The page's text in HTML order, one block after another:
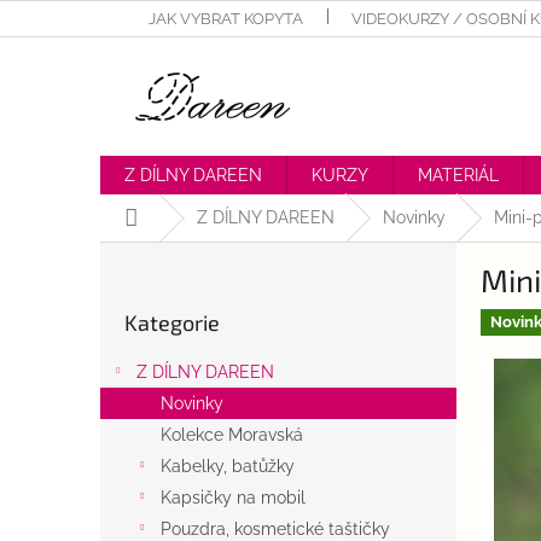
na
JAK VYBRAT KOPYTA VIDEOKURZY / OSOBNÍ
Z DÍLNY DAREEN KURZY MATERIÁL
Domů Z DÍLNY DAREEN Novinky Mini-
a
n
kategorie
Kategorie
Z DÍLNY DAREEN
Novinky
Kolekce Moravská
Kabelky, batůžky
Kapsičky na mobil
Pouzdra, kosmetické taštičky